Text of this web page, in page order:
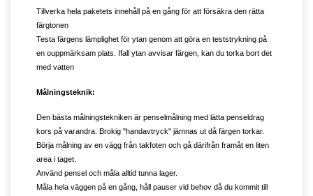
Tillverka hela paketets innehåll på en gång för att försäkra den rätta
färgtonen
Testa färgens lämplighet för ytan genom att göra en teststrykning på
en ouppmärksam plats. Ifall ytan avvisar färgen, kan du torka bort det
med vatten
Målningsteknik:
Den bästa målningstekniken är penselmålning med lätta penseldrag
kors på varandra.
Brokig "handavtryck" jämnas ut då färgen torkar.
Börja målning av en vägg från takfoten och gå därifrån framåt en liten
area i taget.
Använd pensel och måla alltid tunna lager.
Måla hela väggen på en gång, håll pauser vid behov då du kommit till